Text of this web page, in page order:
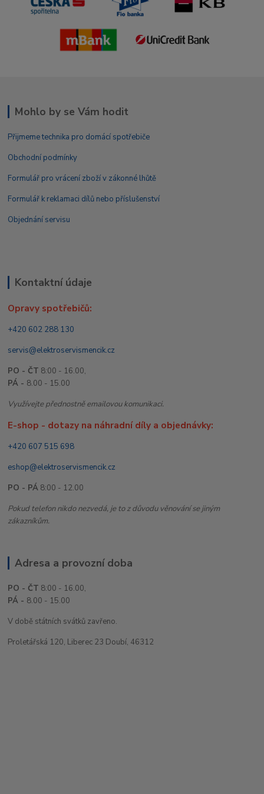
Mohlo by se Vám hodit
Přijmeme technika pro domácí spotřebiče
Obchodní podmínky
Formulář pro vrácení zboží v zákonné lhůtě
Formulář k reklamaci dílů nebo příslušenství
Objednání servisu
Kontaktní údaje
Opravy spotřebičů:
+420 602 288 130
servis@elektroservismencik.cz
PO - ČT 8:00 - 16.00,
PÁ - 8.00 - 15.00
Využívejte přednostně emailovou komunikaci.
E-shop - dotazy na náhradní díly a objednávky:
+420 607 515 698
eshop@elektroservismencik.cz
PO - PÁ 8:00 - 12.00
Pokud telefon nikdo nezvedá, je to z důvodu věnování se jiným
zákazníkům.
Adresa a provozní doba
PO - ČT 8:00 - 16.00,
PÁ - 8.00 - 15.00
V době státních svátků zavřeno.
Proletářská 120, Liberec 23 Doubí, 46312